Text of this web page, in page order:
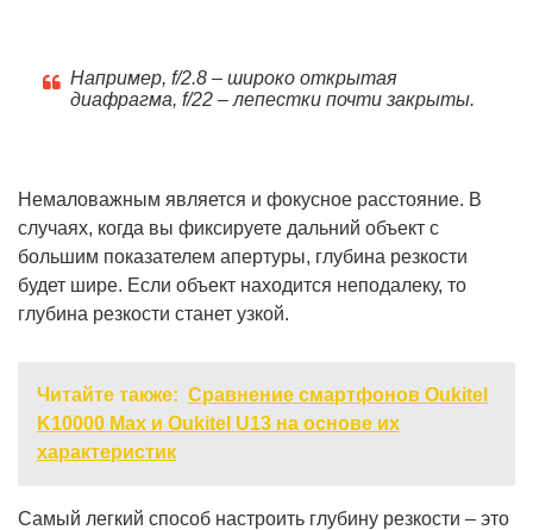
Например, f/2.8 – широко открытая
диафрагма, f/22 – лепестки почти закрыты.
Немаловажным является и фокусное расстояние. В
случаях, когда вы фиксируете дальний объект с
большим показателем апертуры, глубина резкости
будет шире. Если объект находится неподалеку, то
глубина резкости станет узкой.
Читайте также: Сравнение смартфонов Oukitel
K10000 Max и Oukitel U13 на основе их
характеристик
Самый легкий способ настроить глубину резкости – это